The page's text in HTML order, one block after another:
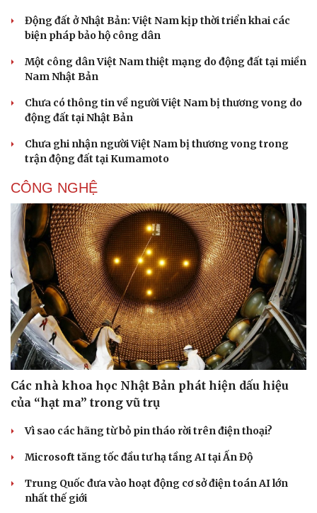
Động đất ở Nhật Bản: Việt Nam kịp thời triển khai các
biện pháp bảo hộ công dân
Một công dân Việt Nam thiệt mạng do động đất tại miền
Nam Nhật Bản
Chưa có thông tin về người Việt Nam bị thương vong do
động đất tại Nhật Bản
Chưa ghi nhận người Việt Nam bị thương vong trong
trận động đất tại Kumamoto
CÔNG NGHỆ
Các nhà khoa học Nhật Bản phát hiện dấu hiệu
của “hạt ma” trong vũ trụ
Vì sao các hãng từ bỏ pin tháo rời trên điện thoại?
Microsoft tăng tốc đầu tư hạ tầng AI tại Ấn Độ
Trung Quốc đưa vào hoạt động cơ sở điện toán AI lớn
nhất thế giới